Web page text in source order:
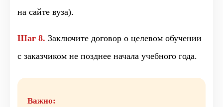
на сайте вуза).
Шаг 8. Заключите договор о целевом обучении
с заказчиком не позднее начала учебного года.
Важно: